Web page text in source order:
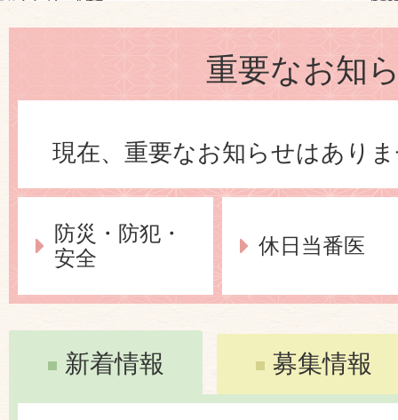
重要なお知
現在、重要なお知らせはあり
防災・防犯・
安全
休日当番医
新着情報 募集情報